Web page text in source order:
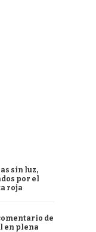
sin luz,
por el
roja
de
en plena